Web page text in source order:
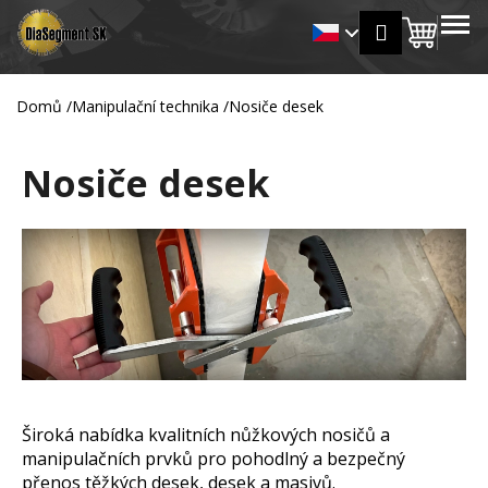
Přejít
obsah
Přihlášení
košík
MENU
Domů /Manipulační technika /Nosiče desek
Nosiče desek
Široká nabídka kvalitních nůžkových nosičů a
manipulačních prvků pro pohodlný a bezpečný
přenos těžkých desek, desek a masivů.
š
Zpět
Zpět
C
p
o
t
ř
e
b
u
j
t
e